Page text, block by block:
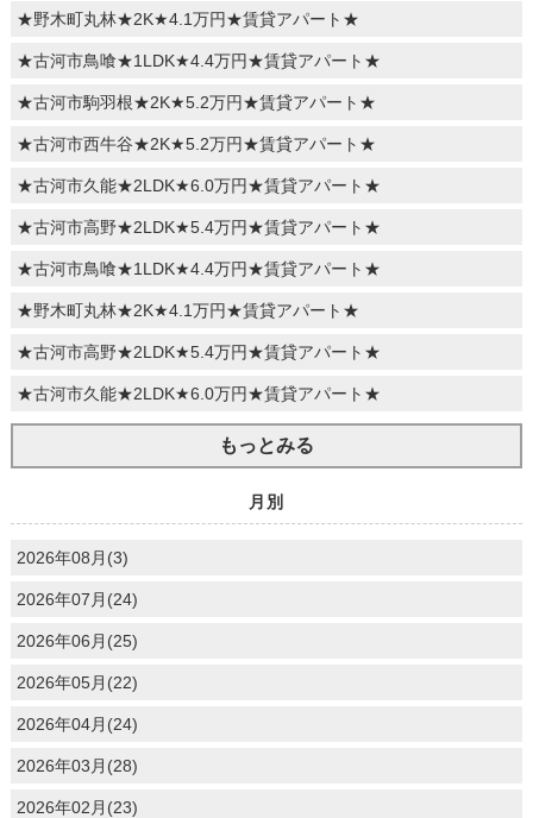
★野木町丸林★2K★4.1万円★賃貸アパート★
★古河市鳥喰★1LDK★4.4万円★賃貸アパート★
★古河市駒羽根★2K★5.2万円★賃貸アパート★
★古河市西牛谷★2K★5.2万円★賃貸アパート★
★古河市久能★2LDK★6.0万円★賃貸アパート★
★古河市高野★2LDK★5.4万円★賃貸アパート★
★古河市鳥喰★1LDK★4.4万円★賃貸アパート★
★野木町丸林★2K★4.1万円★賃貸アパート★
★古河市高野★2LDK★5.4万円★賃貸アパート★
★古河市久能★2LDK★6.0万円★賃貸アパート★
もっとみる
月別
2026年08月(3)
2026年07月(24)
2026年06月(25)
2026年05月(22)
2026年04月(24)
2026年03月(28)
2026年02月(23)